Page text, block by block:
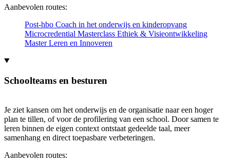
Aanbevolen routes:
Post-hbo Coach in het onderwijs en kinderopvang
Microcredential Masterclass Ethiek & Visieontwikkeling
Master Leren en Innoveren
Schoolteams en besturen
Je ziet kansen om het onderwijs en de organisatie naar een hoger
plan te tillen, of voor de profilering van een school. Door samen te
leren binnen de eigen context ontstaat gedeelde taal, meer
samenhang en direct toepasbare verbeteringen.
Aanbevolen routes: